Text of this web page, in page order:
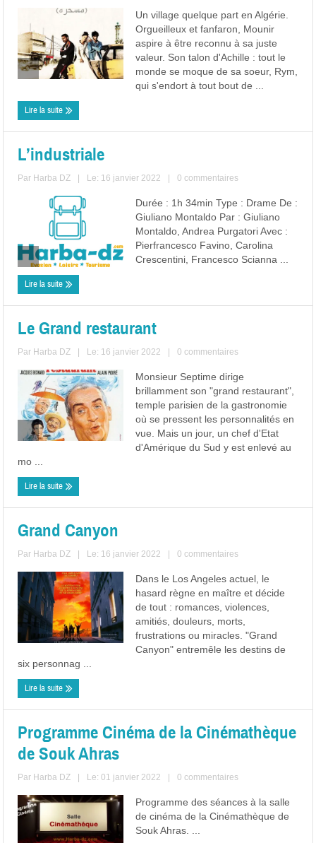
Un village quelque part en Algérie.
Orgueilleux et fanfaron, Mounir
aspire à être reconnu à sa juste
valeur. Son talon d'Achille : tout le
monde se moque de sa soeur, Rym,
qui s'endort à tout bout de ...
Lire la suite
L’industriale
Par Harba DZ Le: 16 janvier 2022 0 commentaires
Durée : 1h 34min Type : Drame De :
Giuliano Montaldo Par : Giuliano
Montaldo, Andrea Purgatori Avec :
Pierfrancesco Favino, Carolina
Crescentini, Francesco Scianna ...
Lire la suite
Le Grand restaurant
Par Harba DZ Le: 16 janvier 2022 0 commentaires
Monsieur Septime dirige
brillamment son "grand restaurant",
temple parisien de la gastronomie
où se pressent les personnalités en
vue. Mais un jour, un chef d'Etat
d'Amérique du Sud y est enlevé au
mo ...
Lire la suite
Grand Canyon
Par Harba DZ Le: 16 janvier 2022 0 commentaires
Dans le Los Angeles actuel, le
hasard règne en maître et décide
de tout : romances, violences,
amitiés, douleurs, morts,
frustrations ou miracles. "Grand
Canyon" entremêle les destins de
six personnag ...
Lire la suite
Programme Cinéma de la Cinémathèque
de Souk Ahras
Par Harba DZ Le: 01 janvier 2022 0 commentaires
Programme des séances à la salle
de cinéma de la Cinémathèque de
Souk Ahras. ...